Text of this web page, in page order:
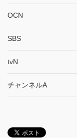
OCN
SBS
tvN
チャンネルA